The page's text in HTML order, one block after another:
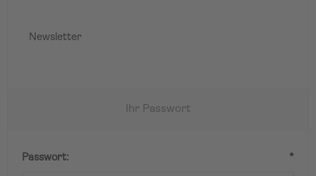
Newsletter
Ihr Passwort
Passwort: *